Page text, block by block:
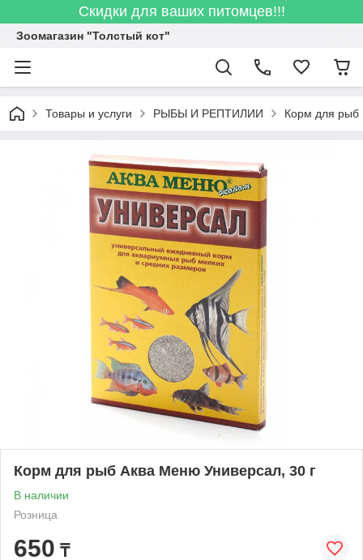
Скидки для ваших питомцев!!!
Зоомагазин "Толстый кот"
Товары и услуги РЫБЫ И РЕПТИЛИИ Корм для рыб
Корм для рыб Аква Меню Универсал, 30 г
В наличии
Розница
650 ₸